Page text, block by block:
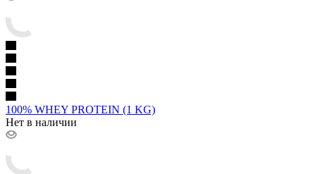
100% WHEY PROTEIN (1 KG)
Нет в наличии